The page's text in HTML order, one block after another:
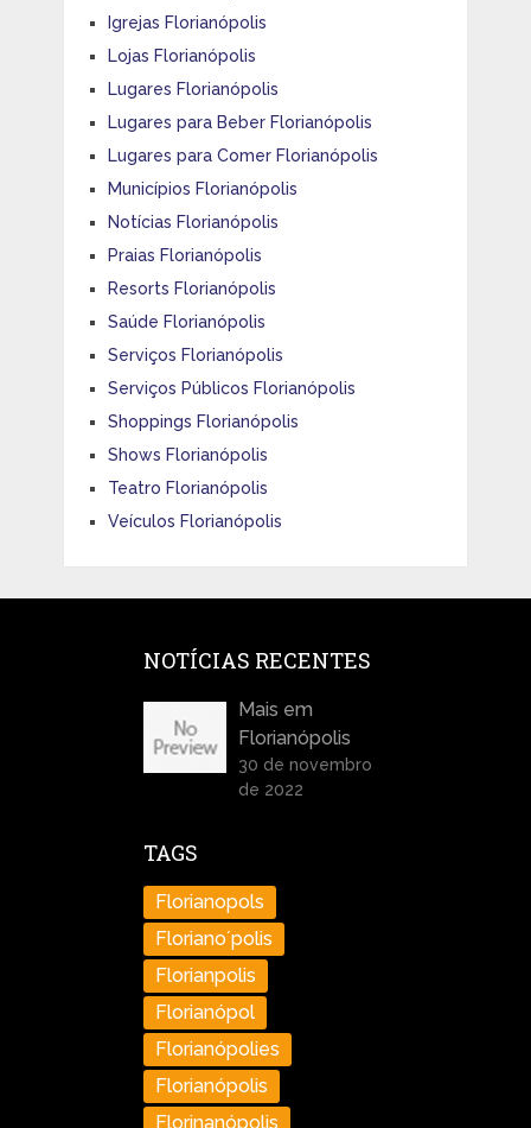
Igrejas Florianópolis
Lojas Florianópolis
Lugares Florianópolis
Lugares para Beber Florianópolis
Lugares para Comer Florianópolis
Municípios Florianópolis
Notícias Florianópolis
Praias Florianópolis
Resorts Florianópolis
Saúde Florianópolis
Serviços Florianópolis
Serviços Públicos Florianópolis
Shoppings Florianópolis
Shows Florianópolis
Teatro Florianópolis
Veículos Florianópolis
NOTÍCIAS RECENTES
Mais em
Florianópolis
30 de novembro
de 2022
TAGS
Florianopols
Floriano´polis
Florianpolis
Florianópol
Florianópolies
Florianópolis
Florinanópolis